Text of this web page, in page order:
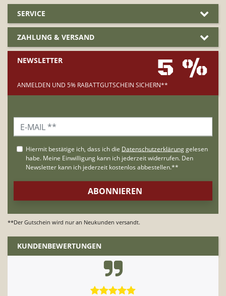
SERVICE
ZAHLUNG & VERSAND
NEWSLETTER 5 %
ANMELDEN UND 5% RABATTGUTSCHEIN SICHERN**
**Der Gutschein wird nur an Neukunden versandt.
KUNDENBEWERTUNGEN